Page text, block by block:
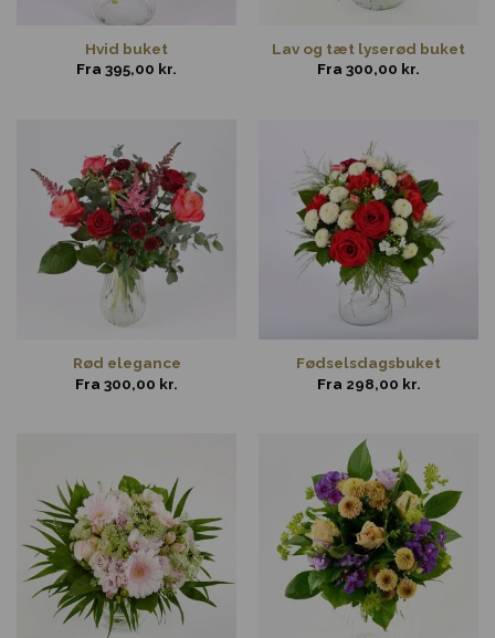
Hvid buket
Fra 395,00 kr.
Lav og tæt lyserød buket
Fra 300,00 kr.
Rød elegance
Fra 300,00 kr.
Fødselsdagsbuket
Fra 298,00 kr.